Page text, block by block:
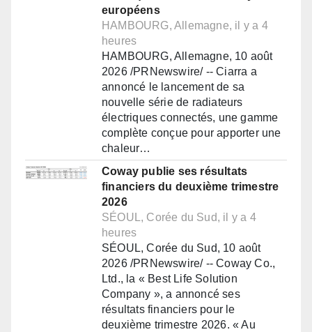
européens
HAMBOURG, Allemagne, il y a 4
heures
HAMBOURG, Allemagne, 10 août
2026 /PRNewswire/ -- Ciarra a
annoncé le lancement de sa
nouvelle série de radiateurs
électriques connectés, une gamme
complète conçue pour apporter une
chaleur…
Coway publie ses résultats
financiers du deuxième trimestre
2026
SÉOUL, Corée du Sud, il y a 4
heures
SÉOUL, Corée du Sud, 10 août
2026 /PRNewswire/ -- Coway Co.,
Ltd., la « Best Life Solution
Company », a annoncé ses
résultats financiers pour le
deuxième trimestre 2026. « Au